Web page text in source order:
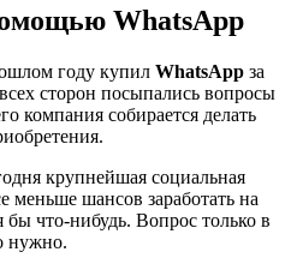
WhatsApp
году купил WhatsApp за
сторон посыпались вопросы
компания собирается делать
крупнейшая социальная
меньше шансов заработать на
что-нибудь. Вопрос только в
нужно.